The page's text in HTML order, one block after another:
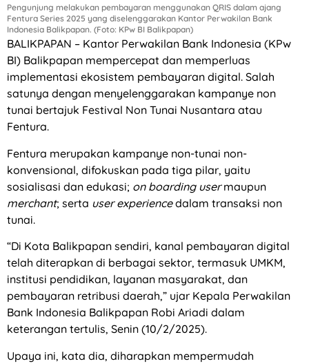
Pengunjung melakukan pembayaran menggunakan QRIS dalam ajang
Fentura Series 2025 yang diselenggarakan Kantor Perwakilan Bank
Indonesia Balikpapan. (Foto: KPw BI Balikpapan)
BALIKPAPAN – Kantor Perwakilan Bank Indonesia (KPw
BI) Balikpapan mempercepat dan memperluas
implementasi ekosistem pembayaran digital. Salah
satunya dengan menyelenggarakan kampanye non
tunai bertajuk Festival Non Tunai Nusantara atau
Fentura.
Fentura merupakan kampanye non-tunai non-
konvensional, difokuskan pada tiga pilar, yaitu
sosialisasi dan edukasi; on boarding usermaupun
merchant; serta user experiencedalam transaksi non
tunai.
“Di Kota Balikpapan sendiri, kanal pembayaran digital
telah diterapkan di berbagai sektor, termasuk UMKM,
institusi pendidikan, layanan masyarakat, dan
pembayaran retribusi daerah,” ujar Kepala Perwakilan
Bank Indonesia Balikpapan Robi Ariadi dalam
keterangan tertulis, Senin (10/2/2025).
Upaya ini, kata dia, diharapkan mempermudah